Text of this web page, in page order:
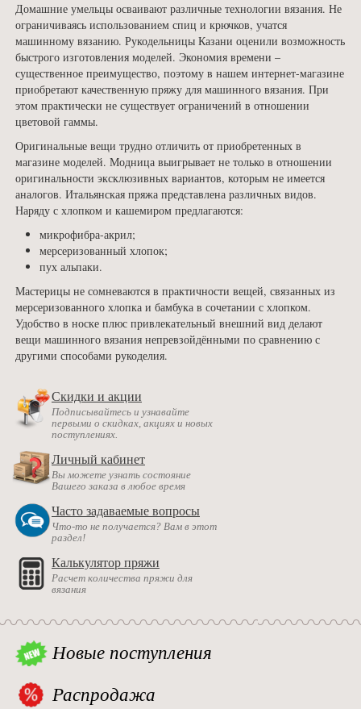
Домашние умельцы осваивают различные технологии вязания. Не
ограничиваясь использованием спиц и крючков, учатся
машинному вязанию. Рукодельницы Казани оценили возможность
быстрого изготовления моделей. Экономия времени –
существенное преимущество, поэтому в нашем интернет-магазине
приобретают качественную пряжу для машинного вязания. При
этом практически не существует ограничений в отношении
цветовой гаммы.
Оригинальные вещи трудно отличить от приобретенных в
магазине моделей. Модница выигрывает не только в отношении
оригинальности эксклюзивных вариантов, которым не имеется
аналогов. Итальянская пряжа представлена различных видов.
Наряду с хлопком и кашемиром предлагаются:
микрофибра-акрил;
мерсеризованный хлопок;
пух альпаки.
Мастерицы не сомневаются в практичности вещей, связанных из
мерсеризованного хлопка и бамбука в сочетании с хлопком.
Удобство в носке плюс привлекательный внешний вид делают
вещи машинного вязания непревзойдёнными по сравнению с
другими способами рукоделия.
Скидки и акции
Подписывайтесь и узнавайте
первыми о скидках, акциях и новых
поступлениях.
Личный кабинет
Вы можете узнать состояние
Вашего заказа в любое время
Часто задаваемые вопросы
Что-то не получается? Вам в этот
раздел!
Калькулятор пряжи
Расчет количества пряжи для
вязания
Новые поступления
Распродажа